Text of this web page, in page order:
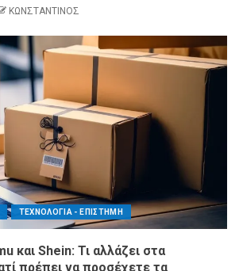
ΚΩΝΣΤΑΝΤΙΝΟΣ
ΤΕΧΝΟΛΟΓΙΑ - ΕΠΙΣΤΗΜΗ
και Shein: Τι αλλάζει στα
πρέπει να προσέχετε τα